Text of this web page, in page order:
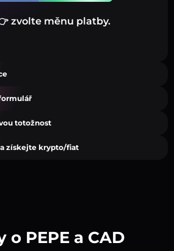
zvolte měnu platby.
totožnost
získejte krypto/fiat
o PEPE a CAD